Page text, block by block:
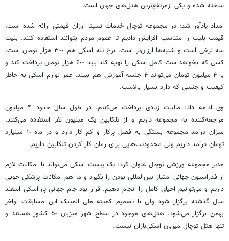
ساخته شده و یکی ازمرتفع‌ترین هتل‌های جهان است.
امداد یادآور شد: در مجموعه توچال خدمات نسبتا ارزان قیمتی ارائه شده است.
قیمت بلیت را متناسب افزایش دادیم تا عموم مردم بتوانند استفاده کنند. بلیت
سه نرخی است و شنبه‌ها ارزان‌تر است. نرخ تله اسکی هم ٣٠٠ هزار تومان است.
کسی که بخواهد ست کامل اسکی را تهیه کند باید ۶٠٠ هزار تومان پرداخت کند و
با ۴ میلیون تومان می‌تواند ۴ جلسه آموزش هم ببیند. عمر لوازم اسکی به خاطر
کیفیت و جنسی که دارد بسیار بالاست.
وی ادامه داد: مالیات‌ زیادی پرداخت می‌کنیم. در طول سال حدود ۴ میلیون
مراجعه‌کننده به مجموعه داریم و از تلکابین یک میلیون نفر استفاده می‌کنند.
میزان درآمد مجموعه بستگی به فصل پرکار و کم کار دارد و در ماه ١٠ میلیارد
تومان درآمد داریم ولی محدودیت‌هایی برای زمان کار کردن تلکابین داریم.
مدیر مجموعه ورزشی توچال عنوان کرد: یک پیست اسکی می‌تواند با امکانات لازم
از فدراسیون جهانی امتیاز بین‌المللی بودن را بگیرد و ما هم امکانات پزشکی خوبی
داریم و می‌توانیم احیای کامل را انجام دهیم. قرار بود جام جهانی پارااسکی اسفند
سال گذشته برگزار شود ولی با تصمیم کمیته ملی المپیک این مسابقات اواخر
بهمن برگزار می‌شود. هتل‌های موجود در سطح شهر میزبان ٥٠ کشور هستند و
تنها هتل توچال میزبان اسکی‌بازان نیست.